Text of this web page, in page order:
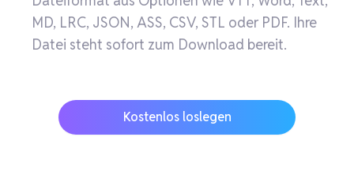
MD, LRC, JSON, ASS, CSV, STL oder PDF. Ihre
Datei steht sofort zum Download bereit.
Kostenlos loslegen